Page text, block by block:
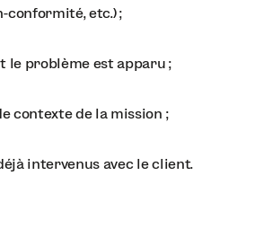
conformité, etc.) ;
le problème est apparu ;
contexte de la mission ;
intervenus avec le client.